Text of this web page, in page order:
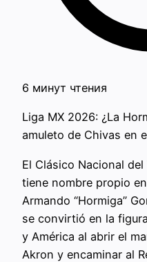
6 минут чтения
Liga MX 2026: ¿La
amuleto de Chivas en
El Clásico Nacional
tiene nombre propio
Armando “Hormiga”
se convirtió en la
y América al abrir el
Akron y encaminar al